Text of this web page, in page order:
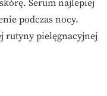
Serum najlepiej
podczas nocy.
rutyny pielęgnacyjnej